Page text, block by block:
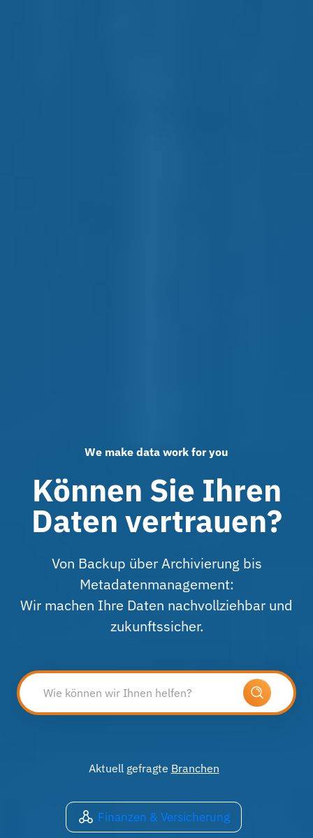
We make data work for you
Können Sie Ihren
Daten vertrauen?
Von Backup über Archivierung bis
Metadatenmanagement:
Wir machen Ihre Daten nachvollziehbar und
zukunftssicher.
Aktuell gefragte Branchen
Finanzen & Versicherung